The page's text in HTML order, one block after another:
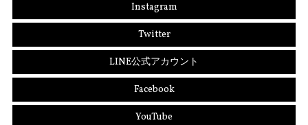
Instagram
Twitter
LINE公式アカウント
Facebook
YouTube